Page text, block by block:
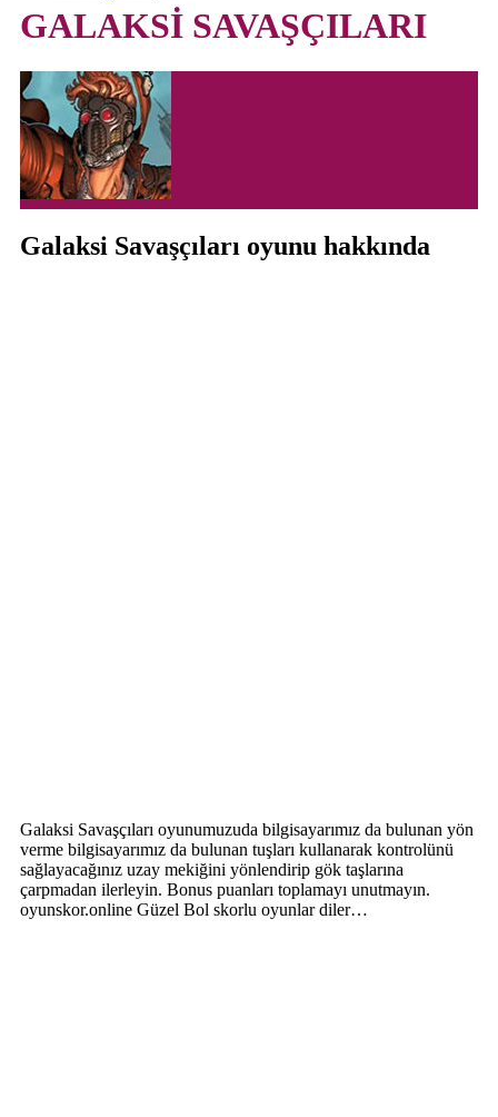
GALAKSİ SAVAŞÇILARI
Galaksi Savaşçıları oyunu hakkında
Galaksi Savaşçıları oyunumuzuda bilgisayarımız da bulunan yön
verme bilgisayarımız da bulunan tuşları kullanarak kontrolünü
sağlayacağınız uzay mekiğini yönlendirip gök taşlarına
çarpmadan ilerleyin. Bonus puanları toplamayı unutmayın.
oyunskor.online Güzel Bol skorlu oyunlar diler…